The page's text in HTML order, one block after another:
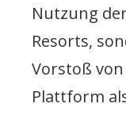
Nutzung
Resorts,
Vorstoß
Plattform